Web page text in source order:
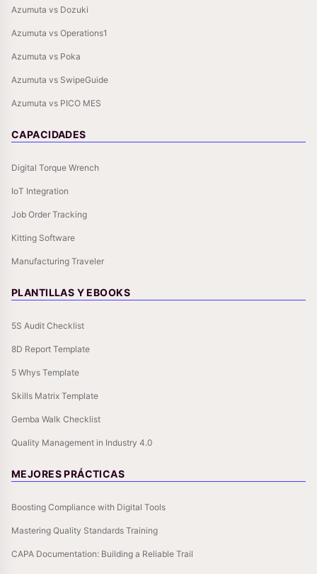
Azumuta vs Dozuki
Azumuta vs Operations1
Azumuta vs Poka
Azumuta vs SwipeGuide
Azumuta vs PICO MES
CAPACIDADES
Digital Torque Wrench
IoT Integration
Job Order Tracking
Kitting Software
Manufacturing Traveler
PLANTILLAS Y EBOOKS
5S Audit Checklist
8D Report Template
5 Whys Template
Skills Matrix Template
Gemba Walk Checklist
Quality Management in Industry 4.0
MEJORES PRÁCTICAS
Boosting Compliance with Digital Tools
Mastering Quality Standards Training
CAPA Documentation: Building a Reliable Trail